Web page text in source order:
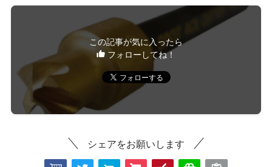
この記事が気に入ったら
フォローしてね！
シェアをお願いします